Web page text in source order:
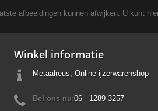
afbeeldingen kunnen afwijken. U kunt
Winkel informatie
Metaalreus, Online ijzerwarenshop
Bel ons nu:06 - 1289 3257